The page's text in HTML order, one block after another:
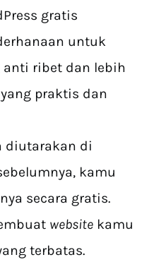
gratis
untuk
anti ribet dan lebih
praktis dan
diutarakan di
kamu
secara gratis.
website kamu
terbatas.